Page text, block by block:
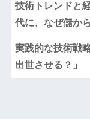
技術トレンドと
代に、なぜ儲か
実践的な技術戦
出世させる？」